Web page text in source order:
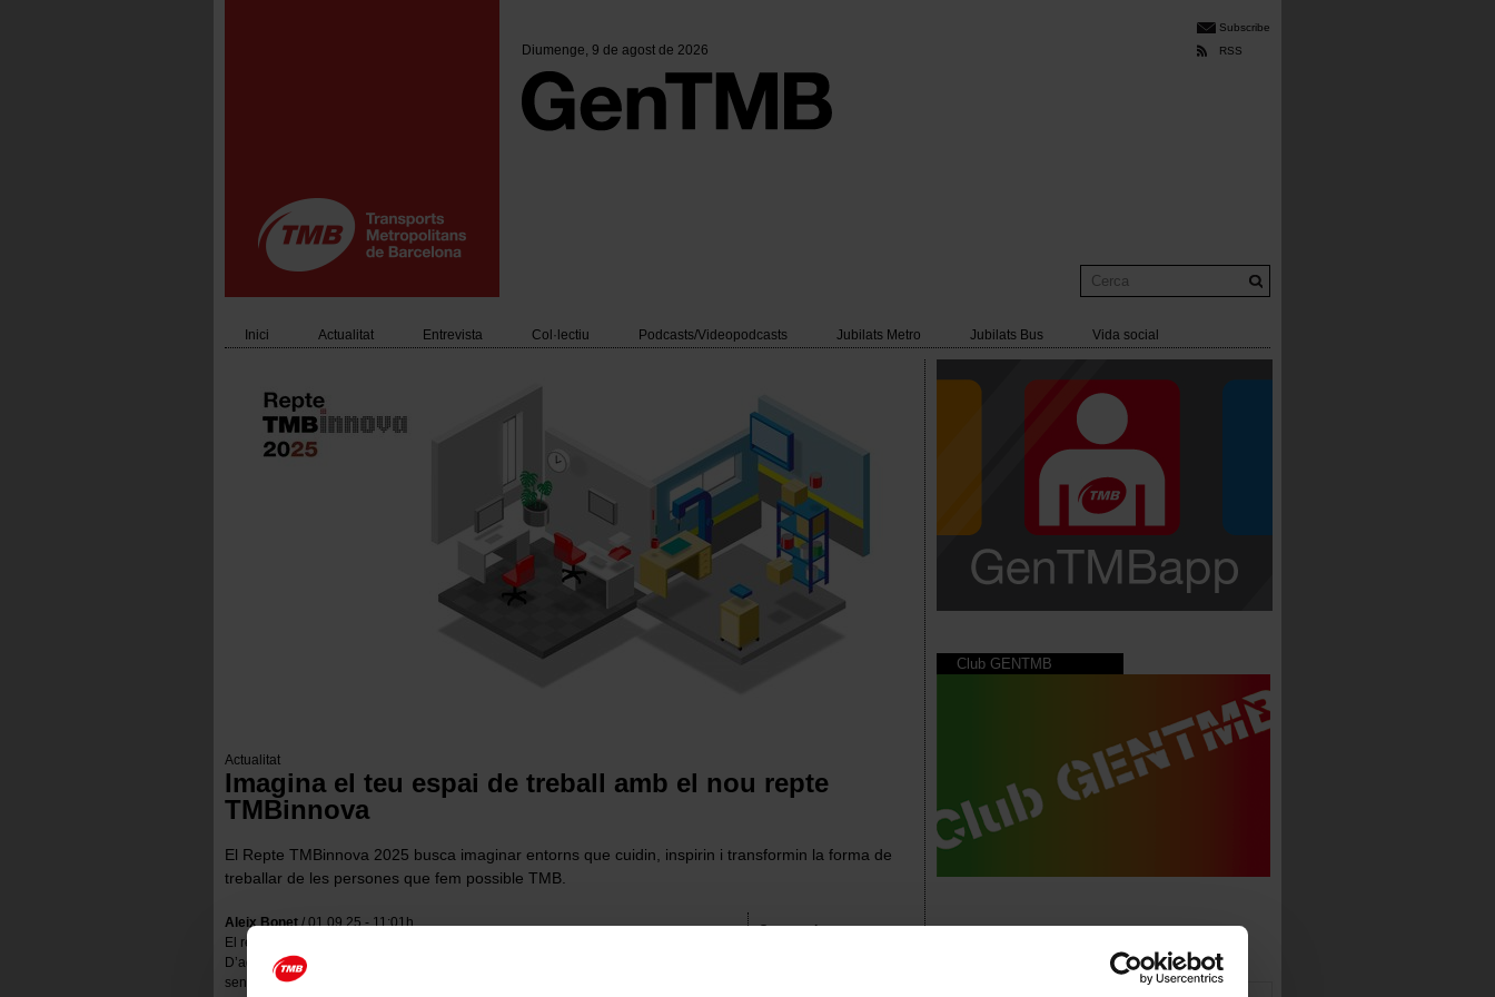
Diumenge, 9 de agost de 2026
Cerca
Subscribe
RSS
Main
navigation
Inici Actualitat Entrevista Col·lectiu Podcasts/Videopodcasts Jubilats Metro Jubilats Bus Vida social
Actualitat
Imagina el teu espai de treball amb el nou repte
TMBinnova
El Repte TMBinnova 2025 busca imaginar entorns que cuidin, inspirin i transformin la forma de
treballar de les persones que fem possible TMB.
Aleix Bonet/ 01.09.25 - 11:01h
El repte TMBinnova 2025 pretén
D’aquesta manera sentir que el teu lloc de treball encaixa més amb el teu benestar i
sentir-te més eficient i en un entorn laboral més còmode i, conseqüentment, més
Compartir
Club GENTMB